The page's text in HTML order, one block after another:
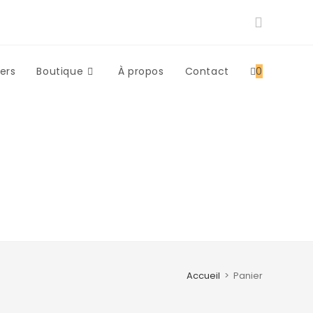
Boutique À propos Contact 0
Accueil > Panier